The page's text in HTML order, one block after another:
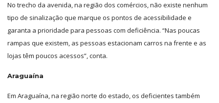
No trecho da avenida, na região dos comércios, não existe nenhum
tipo de sinalização que marque os pontos de acessibilidade e
garanta a prioridade para pessoas com deficiência. “Nas poucas
rampas que existem, as pessoas estacionam carros na frente e as
lojas têm poucos acessos”, conta.
Araguaína
Em Araguaína, na região norte do estado, os deficientes também